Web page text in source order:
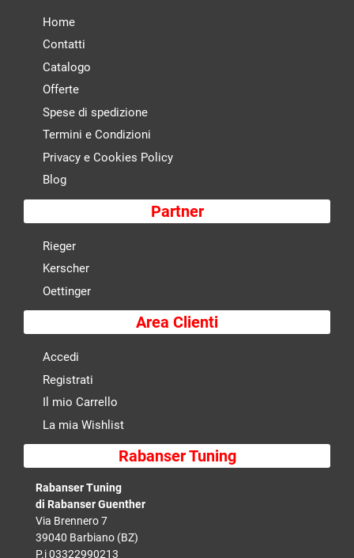
Home
Contatti
Catalogo
Offerte
Spese di spedizione
Termini e Condizioni
Privacy e Cookies Policy
Blog
Partner
Rieger
Kerscher
Oettinger
Area Clienti
Accedi
Registrati
Il mio Carrello
La mia Wishlist
Rabanser Tuning
Rabanser Tuning
di Rabanser Guenther
Via Brennero 7
39040 Barbiano (BZ)
P.i 03322990213